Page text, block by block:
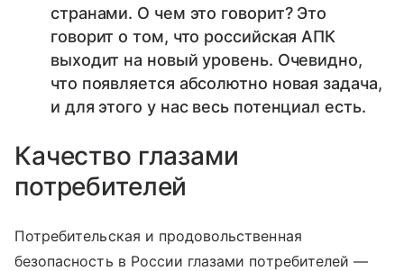
странами. О чем это говорит? Это
говорит о том, что российская АПК
выходит на новый уровень. Очевидно,
что появляется абсолютно новая задача,
и для этого у нас весь потенциал есть.
Качество глазами
потребителей
Потребительская и продовольственная
безопасность в России глазами потребителей —